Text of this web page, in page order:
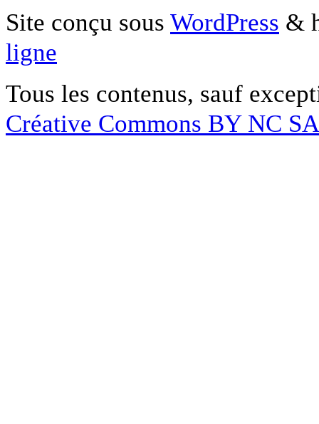
Site conçu sous WordPress &
ligne
Tous les contenus, sauf
Créative Commons BY NC SA